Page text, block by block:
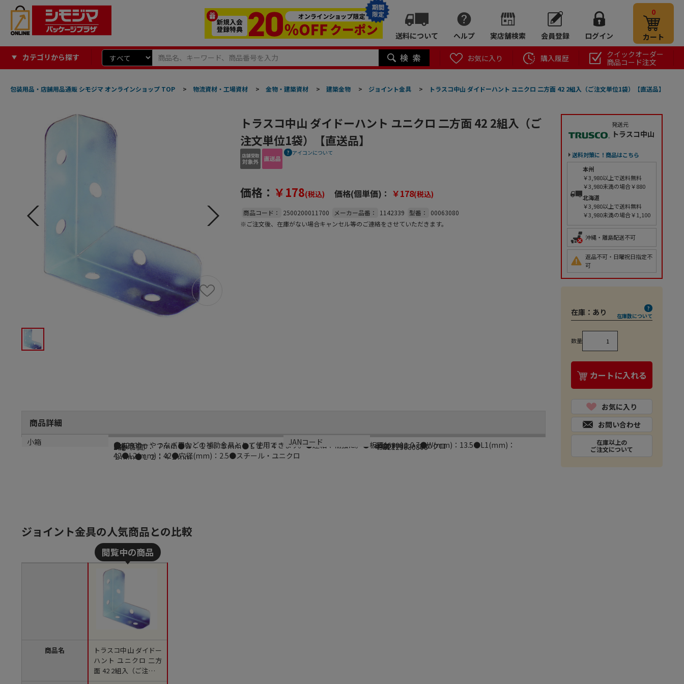
期間
限定
送料について ヘルプ 実店舗検索 会員登録 ログイン
0
カート
カテゴリから探す お気に入り 購入履歴
クイックオーダー
商品コード注文
包装用品・店舗用品通販 シモジマ オンラインショップ TOP > 物流資材・工場資材 > 金物・建築資材 > 建築金物 > ジョイント金具 > トラスコ中山 ダイドーハント ユニクロ 二方面 42 2組入（ご注文単位1袋）【直送品】
トラスコ中山 ダイドーハント ユニクロ 二方面 42 2組入（ご
注文単位1袋）【直送品】
アイコンについて
価格： ￥178(税込) 価格(個単価)： ￥178(税込)
商品コード： 2500200011700 メーカー品番： 1142339 型番：
00063080
※ご注文後、在庫がない場合キャンセル等のご連絡をさせていただきます。
商品詳細
商品説明
●コーナーやつなぎ目などの補助金具として使用できます。●連結や補強に。●板厚(mm)：0.7●W(mm)：13.5●L1(mm)：
42●L2(mm)：42●穴径(mm)：2.5●スチール・ユニクロ
メーカー品番
1142339
型番
00063080
サイズ
●板厚：０．７ｍｍ●Ｗ：１３．５ｍｍ●Ｌ１：４
２ｍｍ●Ｌ２：４２ｍｍ
材質
・スチール・ユニクロ
重量
23g
生産国
中国
小箱
1個（1個）
JANコード
4962123630808
発送元
トラスコ中山
送料対策に！商品はこちら
本州
￥3,980以上で送料無料
￥3,980未満の場合￥880
北海道
￥3,980以上で送料無料
￥3,980未満の場合￥1,100
沖縄・離島配送不可
返品不可・日曜祝日指定不
可
在庫： あり 在庫数について
数量
カートに入れる
お気に入り
お問い合わせ
在庫以上の
ご注文について
ジョイント金具の人気商品との比較
商品名
トラスコ中山 ダイドー
ハント ユニクロ 二方
面 42 2組入（ご注文単
位1袋）【直送品】